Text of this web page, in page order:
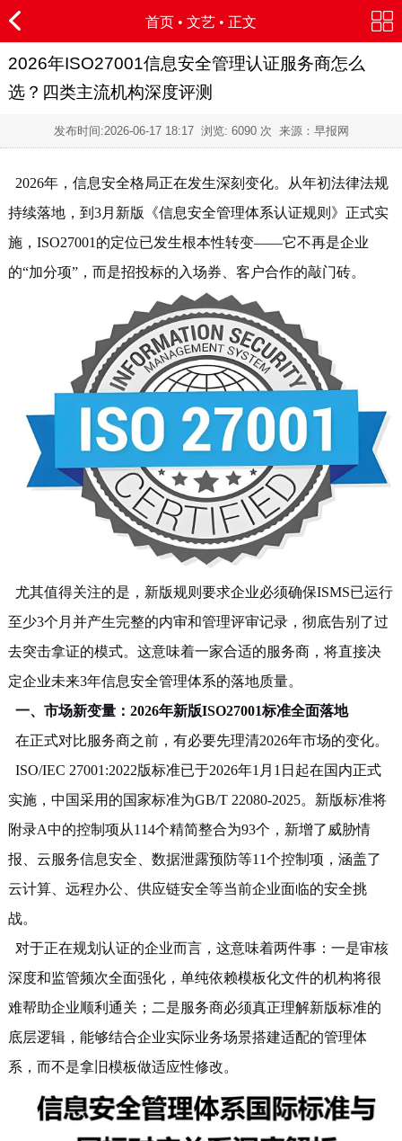
首页 • 文艺 • 正文
2026年ISO27001信息安全管理认证服务商怎么
选？四类主流机构深度评测
发布时间:2026-06-17 18:17浏览: 6090 次 来源：早报网
2026年，信息安全格局正在发生深刻变化。从年初法律法规
持续落地，到3月新版《信息安全管理体系认证规则》正式实
施，ISO27001的定位已发生根本性转变——它不再是企业
的“加分项”，而是招投标的入场券、客户合作的敲门砖。
尤其值得关注的是，新版规则要求企业必须确保ISMS已运行
至少3个月并产生完整的内审和管理评审记录，彻底告别了过
去突击拿证的模式。这意味着一家合适的服务商，将直接决
定企业未来3年信息安全管理体系的落地质量。
一、市场新变量： 2026年新版ISO27001标准全面落地
在正式对比服务商之前，有必要先理清2026年市场的变化。
ISO/IEC 27001:2022版标准已于2026年1月1日起在国内正式
实施，中国采用的国家标准为GB/T 22080-2025。新版标准将
附录A中的控制项从114个精简整合为93个，新增了威胁情
报、云服务信息安全、数据泄露预防等11个控制项，涵盖了
云计算、远程办公、供应链安全等当前企业面临的安全挑
战。
对于正在规划认证的企业而言，这意味着两件事：一是审核
深度和监管频次全面强化，单纯依赖模板化文件的机构将很
难帮助企业顺利通关；二是服务商必须真正理解新版标准的
底层逻辑，能够结合企业实际业务场景搭建适配的管理体
系，而不是拿旧模板做适应性修改。